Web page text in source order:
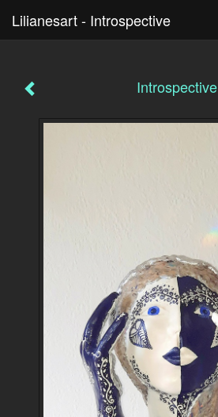
Lilianesart - Introspective
Introspective